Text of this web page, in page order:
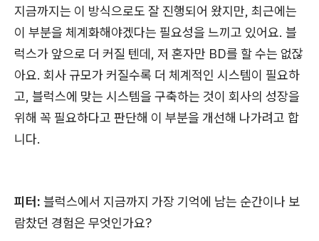
지금까지는 이 방식으로도 잘 진행되어 왔지만, 최근에는
이 부분을 체계화해야겠다는 필요성을 느끼고 있어요. 블
럭스가 앞으로 더 커질 텐데, 저 혼자만 BD를 할 수는 없잖
아요. 회사 규모가 커질수록 더 체계적인 시스템이 필요하
고, 블럭스에 맞는 시스템을 구축하는 것이 회사의 성장을
위해 꼭 필요하다고 판단해 이 부분을 개선해 나가려고 합
니다.
피터: 블럭스에서 지금까지 가장 기억에 남는 순간이나 보
람찼던 경험은 무엇인가요?